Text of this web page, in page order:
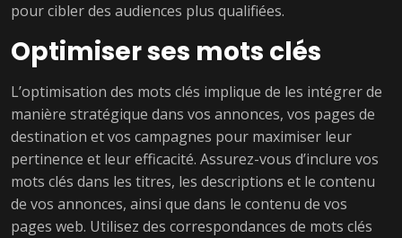
pour cibler des audiences plus qualifiées.
Optimiser ses mots clés
L’optimisation des mots clés implique de les intégrer de
manière stratégique dans vos annonces, vos pages de
destination et vos campagnes pour maximiser leur
pertinence et leur efficacité. Assurez-vous d’inclure vos
mots clés dans les titres, les descriptions et le contenu
de vos annonces, ainsi que dans le contenu de vos
pages web. Utilisez des correspondances de mots clés